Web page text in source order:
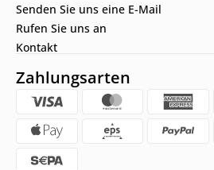
Senden Sie uns eine E-Mail
Rufen Sie uns an
Kontakt
Zahlungsarten